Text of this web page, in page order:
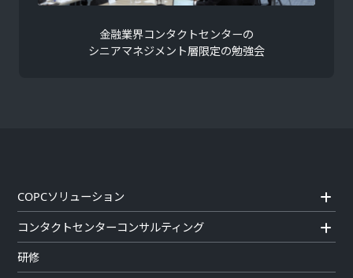
金融業界コンタクトセンターの
シニアマネジメント層限定の勉強会
COPCソリューション
コンタクトセンターコンサルティング
研修